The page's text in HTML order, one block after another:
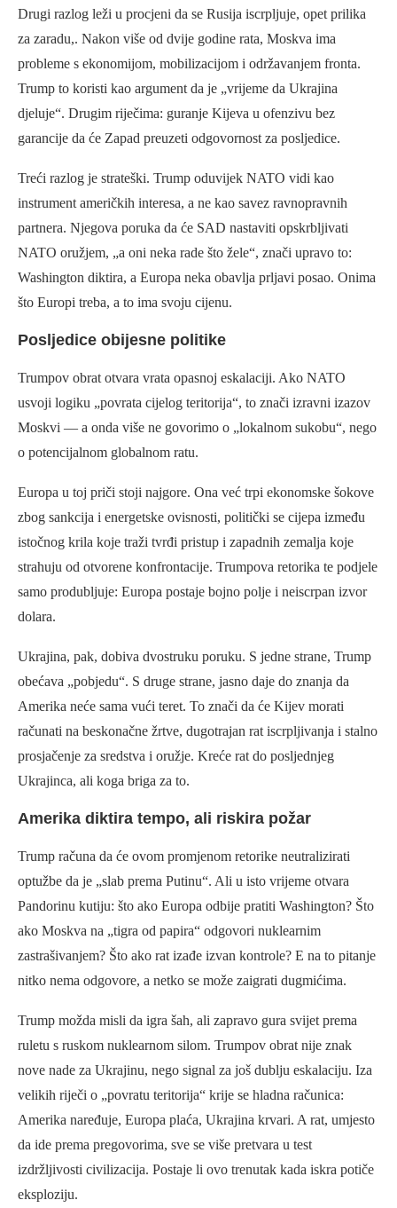
Drugi razlog leži u procjeni da se Rusija iscrpljuje, opet prilika
za zaradu,. Nakon više od dvije godine rata, Moskva ima
probleme s ekonomijom, mobilizacijom i održavanjem fronta.
Trump to koristi kao argument da je „vrijeme da Ukrajina
djeluje“. Drugim riječima: guranje Kijeva u ofenzivu bez
garancije da će Zapad preuzeti odgovornost za posljedice.
Treći razlog je strateški. Trump oduvijek NATO vidi kao
instrument američkih interesa, a ne kao savez ravnopravnih
partnera. Njegova poruka da će SAD nastaviti opskrbljivati
NATO oružjem, „a oni neka rade što žele“, znači upravo to:
Washington diktira, a Europa neka obavlja prljavi posao. Onima
što Europi treba, a to ima svoju cijenu.
Posljedice obijesne politike
Trumpov obrat otvara vrata opasnoj eskalaciji. Ako NATO
usvoji logiku „povrata cijelog teritorija“, to znači izravni izazov
Moskvi — a onda više ne govorimo o „lokalnom sukobu“, nego
o potencijalnom globalnom ratu.
Europa u toj priči stoji najgore. Ona već trpi ekonomske šokove
zbog sankcija i energetske ovisnosti, politički se cijepa između
istočnog krila koje traži tvrđi pristup i zapadnih zemalja koje
strahuju od otvorene konfrontacije. Trumpova retorika te podjele
samo produbljuje: Europa postaje bojno polje i neiscrpan izvor
dolara.
Ukrajina, pak, dobiva dvostruku poruku. S jedne strane, Trump
obećava „pobjedu“. S druge strane, jasno daje do znanja da
Amerika neće sama vući teret. To znači da će Kijev morati
računati na beskonačne žrtve, dugotrajan rat iscrpljivanja i stalno
prosjačenje za sredstva i oružje. Kreće rat do posljednjeg
Ukrajinca, ali koga briga za to.
Amerika diktira tempo, ali riskira požar
Trump računa da će ovom promjenom retorike neutralizirati
optužbe da je „slab prema Putinu“. Ali u isto vrijeme otvara
Pandorinu kutiju: što ako Europa odbije pratiti Washington? Što
ako Moskva na „tigra od papira“ odgovori nuklearnim
zastrašivanjem? Što ako rat izađe izvan kontrole? E na to pitanje
nitko nema odgovore, a netko se može zaigrati dugmićima.
Trump možda misli da igra šah, ali zapravo gura svijet prema
ruletu s ruskom nuklearnom silom. Trumpov obrat nije znak
nove nade za Ukrajinu, nego signal za još dublju eskalaciju. Iza
velikih riječi o „povratu teritorija“ krije se hladna računica:
Amerika naređuje, Europa plaća, Ukrajina krvari. A rat, umjesto
da ide prema pregovorima, sve se više pretvara u test
izdržljivosti civilizacija. Postaje li ovo trenutak kada iskra potiče
eksploziju.